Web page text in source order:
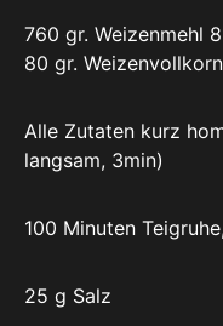
760 gr. Weizenmehl
80 gr.
Alle Zutaten kurz
langsam, 3min)
100 Minuten Teigruhe,
25 g Salz